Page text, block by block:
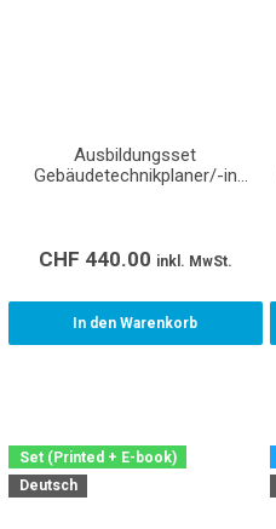
Ausbildungsset
Gebäudetechnikplaner/-in
CHF 440.00 inkl. MwSt.
In den Warenkorb
Set (Printed + E-book)
Deutsch